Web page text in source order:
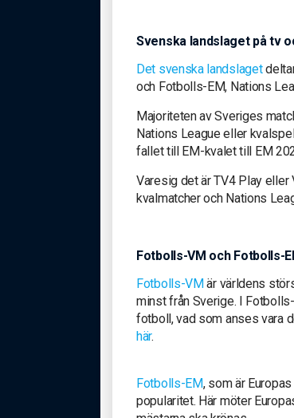
Svenska landslaget på tv
Det svenska landslaget
och Fotbolls-EM, Nations
Majoriteten av Sveriges
Nations League eller
fallet till EM-kvalet till EM
Varesig det är TV4 Play
kvalmatcher och Nations
Fotbolls-VM och Fotbolls-
Fotbolls-VMär världens
minst från Sverige. I
fotboll, vad som anses vara
här.
Fotbolls-EM, som är
popularitet. Här möter